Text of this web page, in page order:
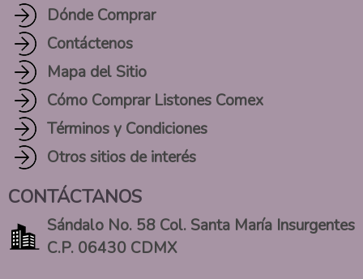
Dónde Comprar
Contáctenos
Mapa del Sitio
Cómo Comprar Listones Comex
Términos y Condiciones
Otros sitios de interés
CONTÁCTANOS
Sándalo No. 58 Col. Santa María Insurgentes
C.P. 06430 CDMX